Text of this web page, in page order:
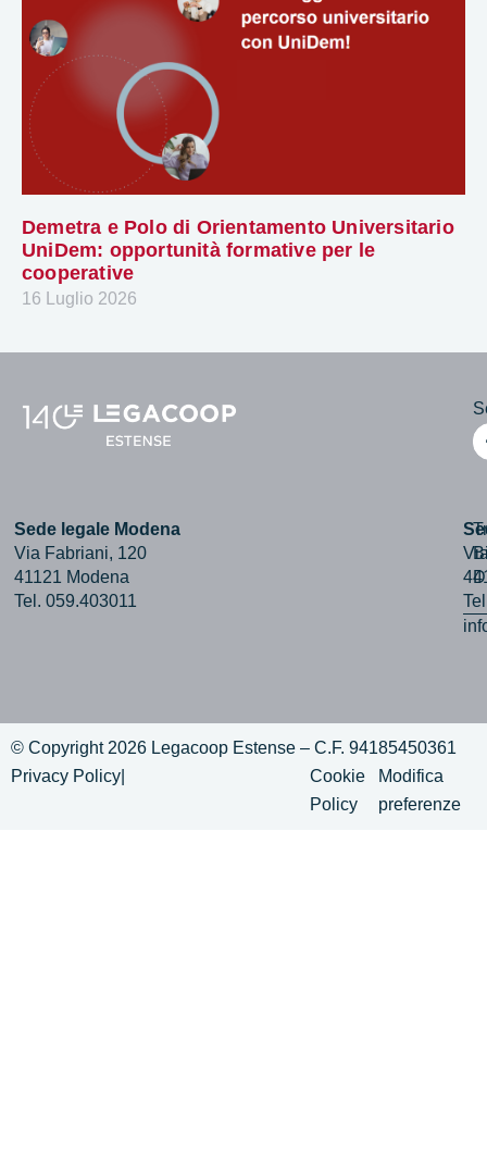
Demetra e Polo di Orientamento Universitario
UniDem: opportunità formative per le
cooperative
16 Luglio 2026
Sede legale Modena
Via Fabriani, 120
41121 Modena
Tel. 059.403011
© Copyright 2026 Legacoop Estense – C.F. 94185450361
Privacy Policy
Cookie
Policy
Modifica
preferenze